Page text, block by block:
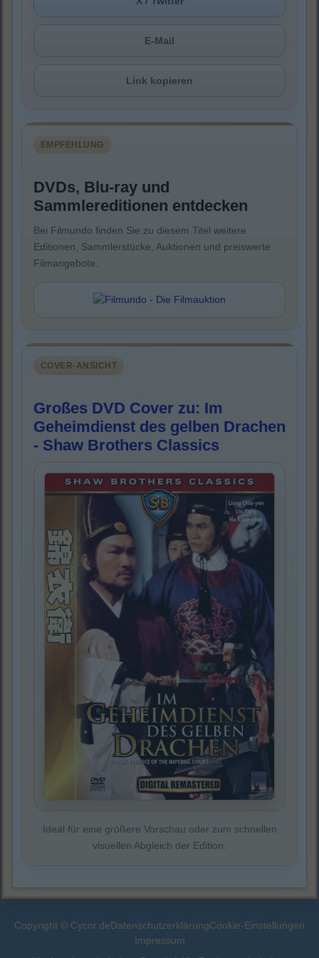
E-Mail
Link kopieren
EMPFEHLUNG
DVDs, Blu-ray und
Sammlereditionen entdecken
Bei Filmundo finden Sie zu diesem Titel weitere
Editionen, Sammlerstücke, Auktionen und preiswerte
Filmangebote.
COVER-ANSICHT
Großes DVD Cover zu: Im
Geheimdienst des gelben Drachen
- Shaw Brothers Classics
Ideal für eine größere Vorschau oder zum schnellen
visuellen Abgleich der Edition.
Copyright © Cycor.deDatenschutzerklärungCookie-Einstellungen
Impressum